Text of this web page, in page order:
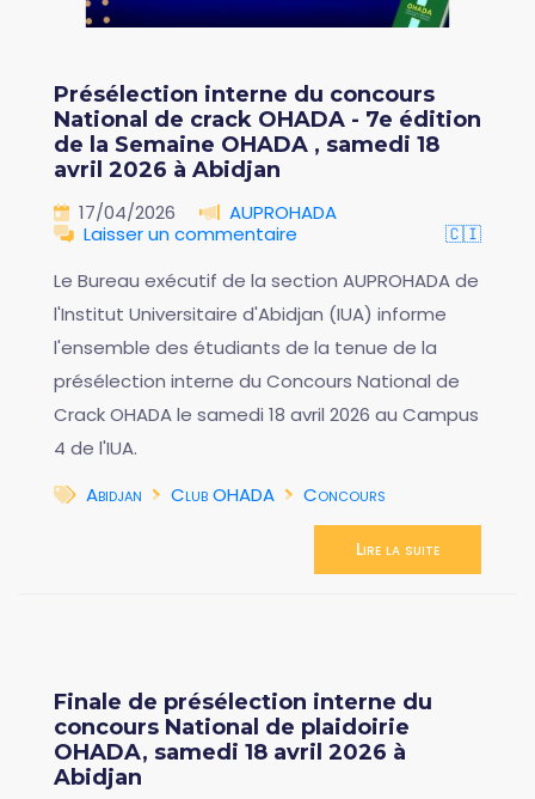
Présélection interne du concours
National de crack OHADA - 7e édition
de la Semaine OHADA , samedi 18
avril 2026 à Abidjan
17/04/2026
AUPROHADA
Laisser un commentaire
🇨🇮
Le Bureau exécutif de la section AUPROHADA de
l'Institut Universitaire d'Abidjan (IUA) informe
l'ensemble des étudiants de la tenue de la
présélection interne du Concours National de
Crack OHADA le samedi 18 avril 2026 au Campus
4 de l'IUA.
Abidjan
Club OHADA Concours
Lire la suite
Finale de présélection interne du
concours National de plaidoirie
OHADA, samedi 18 avril 2026 à
Abidjan